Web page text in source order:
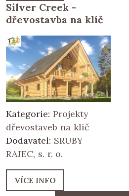
Silver Creek -
dřevostavba na klíč
Kategorie: Projekty
dřevostaveb na klíč
Dodavatel: SRUBY
RAJEC, s. r. o.
VÍCE INFO